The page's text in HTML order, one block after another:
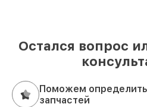
Остался вопрос
Поможем
запчастей